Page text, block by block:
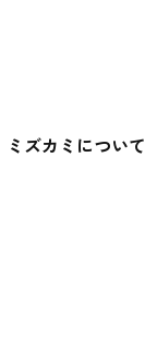
ミズカミについて